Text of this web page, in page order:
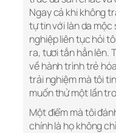
Ngay cả khi không
tự tin với làn da mộc
nghiệp liên tục hỏi
ra, tươi tắn hẳn lên.
về hành trình trẻ
trải nghiệm mà tôi
muốn thử một lần
Một điểm mà tôi
chính là họ không